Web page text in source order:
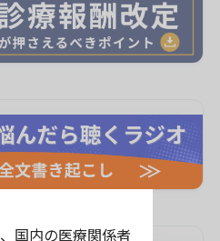
国内の医療関係者